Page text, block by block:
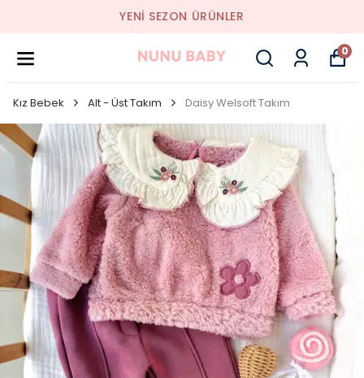
YENI SEZON ÜRÜNLER
0
Kız Bebek Alt - Üst Takım Daisy Welsoft Takım